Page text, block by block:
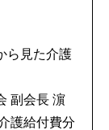
ら見た介護
副会長 濵
護給付費分